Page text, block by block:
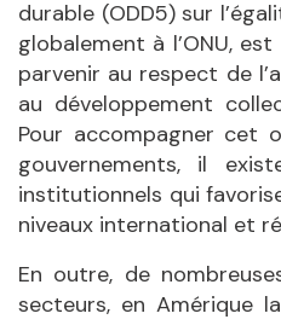
durable (ODD5) sur
globalement à l’ONU,
parvenir au respect de
au développement
Pour accompagner cet
gouvernements, il
institutionnels qui
niveaux international et
En outre, de
secteurs, en Amérique